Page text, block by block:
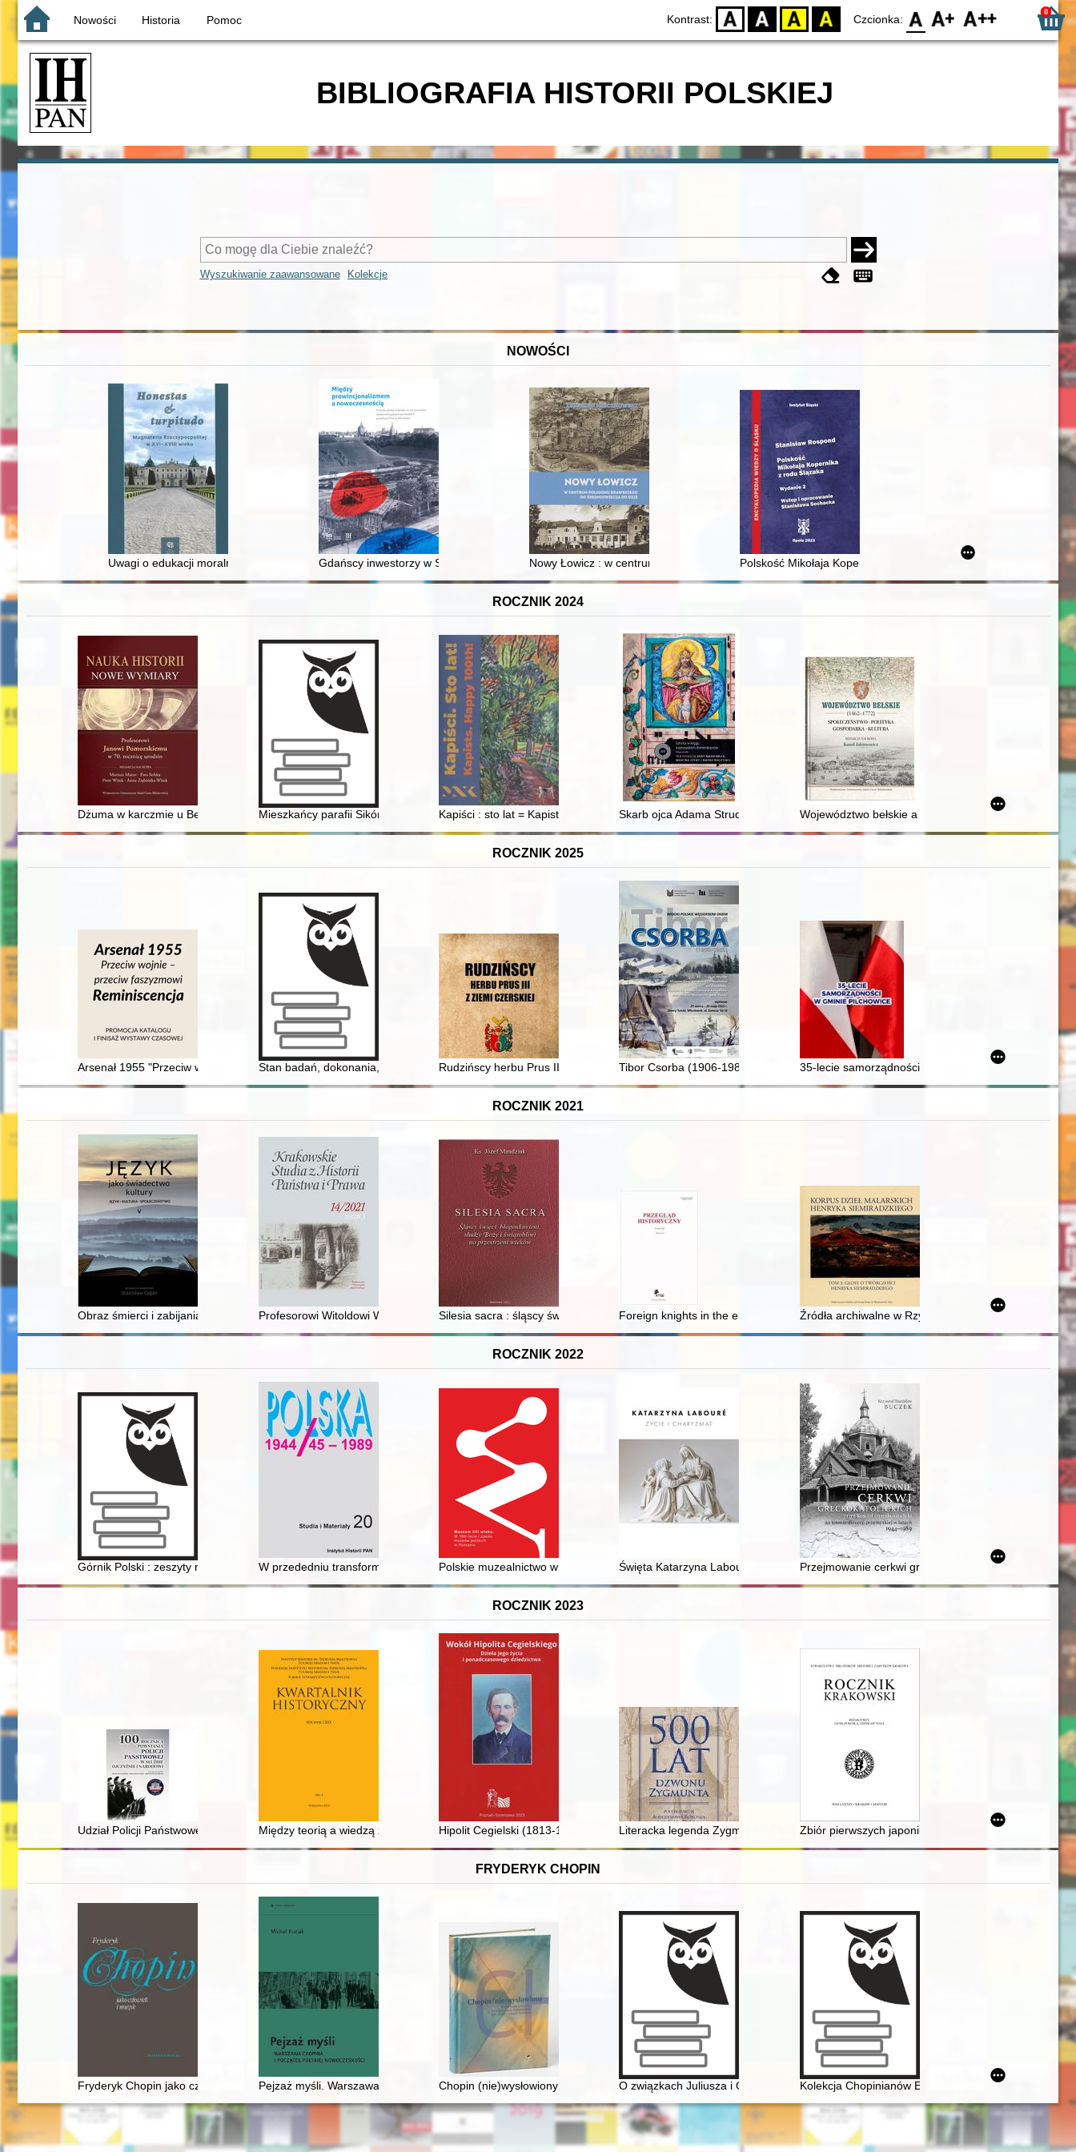
Nowości Historia Pomoc Kontrast: D BW YB BY Czcionka: F0 F1 F2 0
BIBLIOGRAFIA HISTORII POLSKIEJ
Wyszukiwanie zaawansowane Kolekcje
NOWOŚCI
Uwagi o edukacji moralnej synów szlacheckich w XVI-wiecznej RzeczypospolitejGdańscy inwestorzy w Sopocie : prestiż finansowy i towarzyski lokalnego mieszczaństwa w 2. poł. XIX w
Nowy Łowicz : w centrum poligonu drawskiego od średniowiecza do dziś
Polskość Mikołaja Kopernika z rodu Ślązaka
ROCZNIK 2024
Dżuma w karczmie u Bernata : początek XVIII w. : szkic mikrohistoryczny
Mieszkańcy parafii Sikórz polegli w wojnie polsko-bolszewickiej w latach 1918-1920
Kapiści : sto lat = Kapists : happy 100th!Skarb ojca Adama Strudzińskiego" : zespół starożytnych i wczesnośredniowiecznych
Województwo bełskie a kwaterunki i przychody
ROCZNIK 2025
Arsenał 1955 "Przeciw wojnie - przeciw faszyzmowi" : reminiscencja : katalog wystawy
Stan badań, dokonania, perspektywy: historia kobiet w II Rzeczpospolitej = State of research, results, perspectives : history of women in the Second Polish
Rudzińscy herbu Prus III z ziemi ciechanowskiej w archiwaliach : ciechanowskie grodzkie wieczyste. T. 2
Tibor Csorba (1906-1985) : widoki polskie węgierskim okiem35-lecie samorządności w gminie Pilchowice 1990-
ROCZNIK 2021
Obraz śmierci i zabijania zwierząt w utworze etnograficznym Wacława Sieroszewskiego "Dwanaście lat w kraju Jakutów"
Profesorowi Witoldowi Wołodkiewiczowi (1929-2021) in memoriam = Professor Witold Wołodkiewicz (1929-2021) in memoriam
Silesia sacra : śląscy święci, błogosławieni, słudzy Boży i świątobliwi na przestrzeni wieków
Foreign knights in the entourage of duke Henry I of Jawor (1312-1346)
Źródła archiwalne w Rzymie
ROCZNIK 2022
Górnik Polski : zeszyty naukowe Muzeum Górnictwa Węglowego w Zabrzu. Nr 13 (2019/2020)
W przededniu transformacji : studium pewnego dziennika osobistego
Polskie muzealnictwo w okresie przemian 1968-1996Święta Katarzyna Labouré oczami swoich biografówPrzejmowanie cerkwi greckokatolickich przez
ROCZNIK 2023
Udział Policji Państwowej w kampanii wrześniowej 1939 rMiędzy teorią a wiedzą źródłową : nowe spojrzenie na rolę saskiej kamery jako prekursora prób modernizacji Rzeczypospolitej w XVIII wieku
Hipolit Cegielski (1813-1868) - "...Droga obowiązku, honoru, cnoty i popędów szlachetnych..." : materiały źródłowe w
Literacka legenda Zygmuntowskiego dzwonu : Zygmunt w poezji
Zbiór pierwszych japoników w Krakowie : wokół
FRYDERYK CHOPIN
Fryderyk Chopin jako człowiek i muzykPejzaż myśli. Warszawa Chopina i początek polskiej nowoczesnościChopin (nie)wysłowiony : wokół listów Chopina... : korespondencja kompozytora jako dzieło i zadanie badawcze
O związkach Juliusza i Oskara Kolbergów z Fryderykiem Chopinem
Kolekcja Chopinianów Edourda Ganche'a w Krakowie